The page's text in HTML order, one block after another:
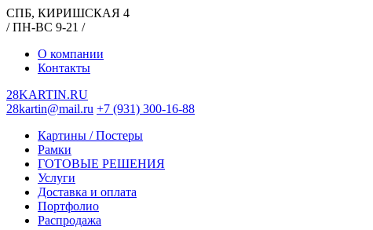
СПБ, КИРИШСКАЯ 4
/ ПН-ВС 9-21 /
О компании
Контакты
28KARTIN.RU
28kartin@mail.ru +7 (931) 300-16-88
Картины / Постеры
Рамки
ГОТОВЫЕ РЕШЕНИЯ
Услуги
Доставка и оплата
Портфолио
Распродажа